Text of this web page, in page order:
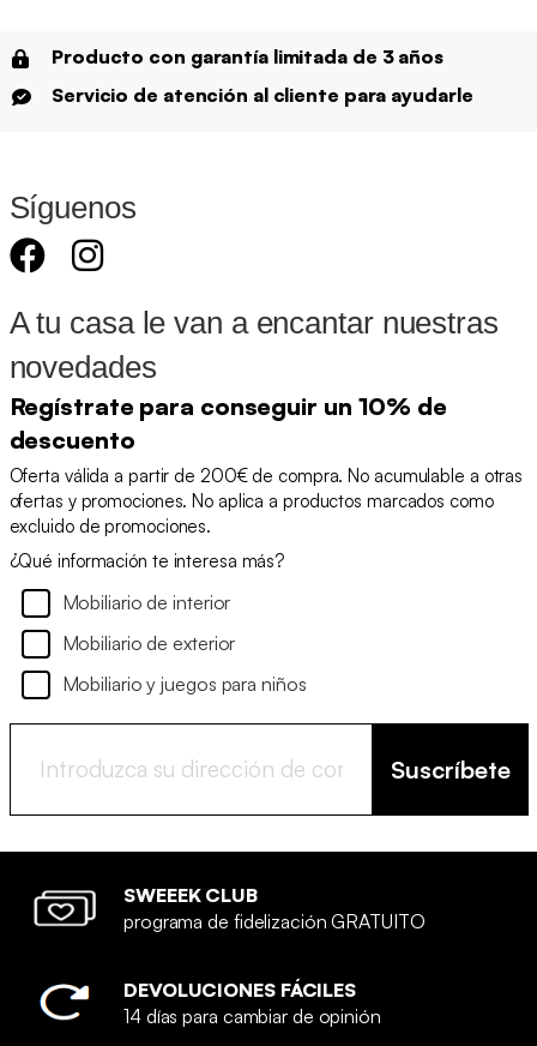
Producto con garantía limitada de 3 años
Servicio de atención al cliente para ayudarle
Síguenos
A tu casa le van a encantar nuestras
novedades
Regístrate para conseguir un 10% de
descuento
Oferta válida a partir de 200€ de compra. No acumulable a otras
ofertas y promociones. No aplica a productos marcados como
excluido de promociones.
¿Qué información te interesa más?
Mobiliario de interior
Mobiliario de exterior
Mobiliario y juegos para niños
Suscríbete
SWEEEK CLUB
programa de fidelización GRATUITO
DEVOLUCIONES FÁCILES
14 días para cambiar de opinión